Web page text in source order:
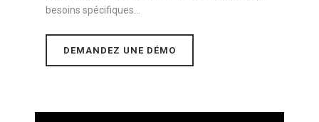
besoins spécifiques…
DEMANDEZ UNE DÉMO